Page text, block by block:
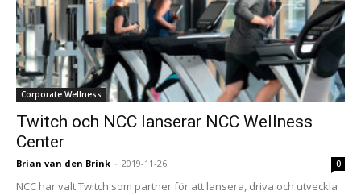
Corporate Wellness
Twitch och NCC lanserar NCC Wellness
Center
Brian van den Brink - 2019-11-26 0
NCC har valt Twitch som partner för att lansera, driva och utveckla